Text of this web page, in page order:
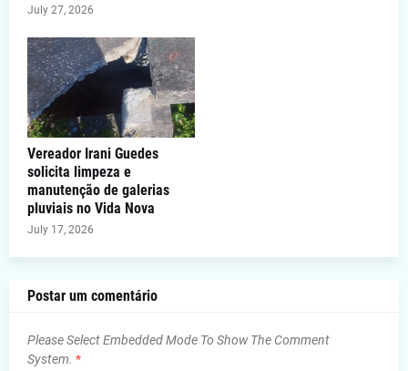
July 27, 2026
Vereador Irani Guedes
solicita limpeza e
manutenção de galerias
pluviais no Vida Nova
July 17, 2026
Postar um comentário
Please Select Embedded Mode To Show The Comment
System. *